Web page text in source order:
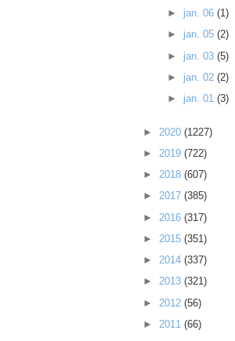
► jan. 06 (1)
► jan. 05 (2)
► jan. 03 (5)
► jan. 02 (2)
► jan. 01 (3)
► 2020 (1227)
► 2019 (722)
► 2018 (607)
► 2017 (385)
► 2016 (317)
► 2015 (351)
► 2014 (337)
► 2013 (321)
► 2012 (56)
► 2011 (66)